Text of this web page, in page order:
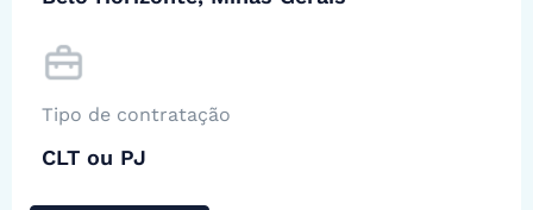
Tipo de contratação
CLT ou PJ